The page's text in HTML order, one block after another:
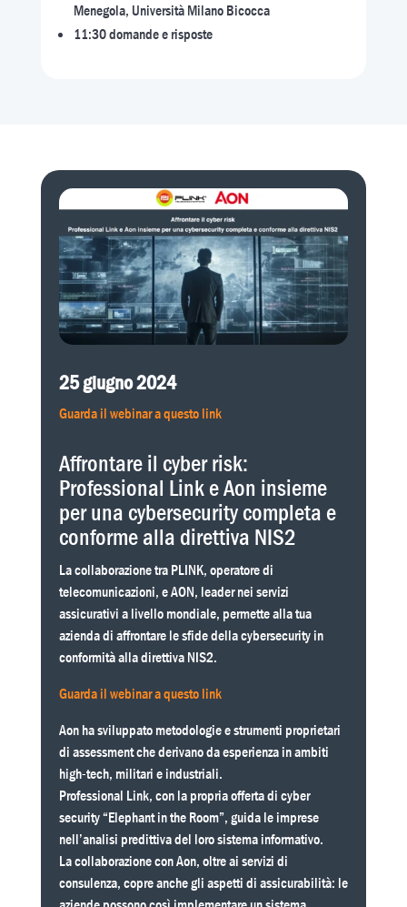
Menegola, Università Milano Bicocca
11:30 domande e risposte
25 giugno 2024
Guarda il webinar a questo link
Affrontare il cyber risk:
Professional Link e Aon insieme
per una cybersecurity completa e
conforme alla direttiva NIS2
La collaborazione tra PLINK, operatore di
telecomunicazioni, e AON, leader nei servizi
assicurativi a livello mondiale, permette alla tua
azienda di affrontare le sfide della cybersecurity in
conformità alla direttiva NIS2.
Guarda il webinar a questo link
Aon ha sviluppato metodologie e strumenti proprietari
di assessment che derivano da esperienza in ambiti
high-tech, militari e industriali.
Professional Link, con la propria offerta di cyber
security “Elephant in the Room”, guida le imprese
nell’analisi predittiva del loro sistema informativo.
La collaborazione con Aon, oltre ai servizi di
consulenza, copre anche gli aspetti di assicurabilità: le